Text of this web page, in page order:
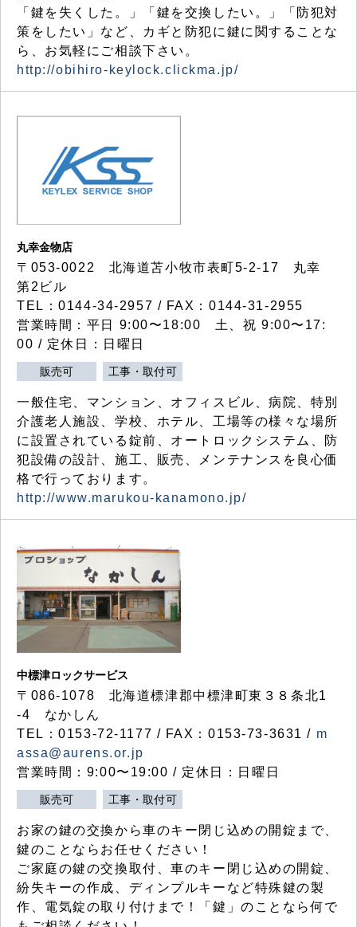
「鍵を失くした。」「鍵を交換したい。」「防犯対
策をしたい」など、カギと防犯に鍵に関することな
ら、お気軽にご相談下さい。
http://obihiro-keylock.clickma.jp/
丸幸金物店
〒053-0022 北海道苫小牧市表町5-2-17 丸幸
第2ビル
TEL：0144-34-2957 / FAX：0144-31-2955
営業時間：平日 9:00〜18:00 土、祝 9:00〜17:
00 / 定休日：日曜日
販売可 工事・取付可
一般住宅、マンション、オフィスビル、病院、特別
介護老人施設、学校、ホテル、工場等の様々な場所
に設置されている錠前、オートロックシステム、防
犯設備の設計、施工、販売、メンテナンスを良心価
格で行っております。
http://www.marukou-kanamono.jp/
中標津ロックサービス
〒086-1078 北海道標津郡中標津町東３８条北1
-4 なかしん
TEL：0153-72-1177 / FAX：0153-73-3631 / m
assa@aurens.or.jp
営業時間：9:00〜19:00 / 定休日：日曜日
販売可 工事・取付可
お家の鍵の交換から車のキー閉じ込めの開錠まで、
鍵のことならお任せください！
ご家庭の鍵の交換取付、車のキー閉じ込めの開錠、
紛失キーの作成、ディンプルキーなど特殊鍵の製
作、電気錠の取り付けまで！「鍵」のことなら何で